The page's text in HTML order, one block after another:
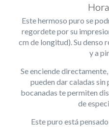
Este hermoso puro se
regordete por su
cm de longitud). Su denso
y a
Se enciende
pueden dar caladas
bocanadas te permiten
de
Este puro está